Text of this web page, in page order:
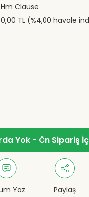
Hm Clause
0,00 TL (%4,00 havale
Yok - Ön Sipariş
Yaz Paylaş